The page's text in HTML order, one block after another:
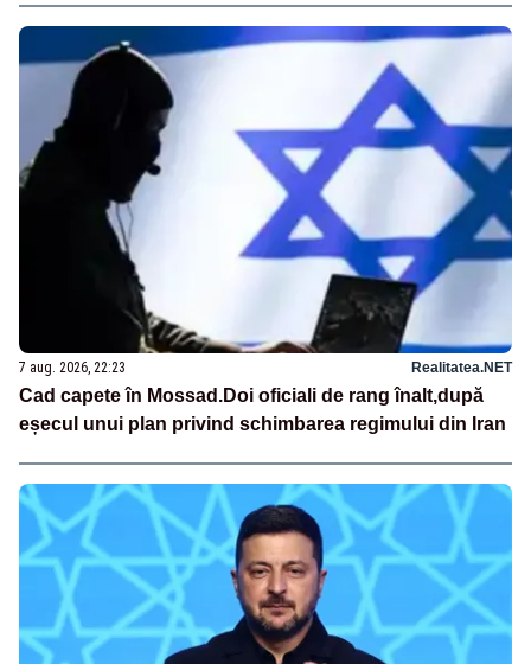
7 aug. 2026, 22:23 Realitatea.NET
Cad capete în Mossad.Doi oficiali de rang înalt,după
eșecul unui plan privind schimbarea regimului din Iran